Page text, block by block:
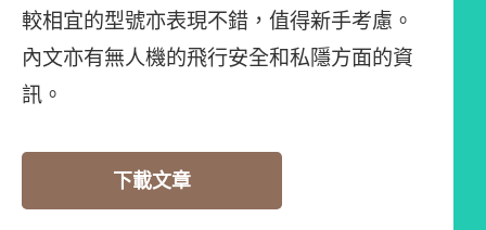
較相宜的型號亦表現不錯，值得新手考慮。
內文亦有無人機的飛行安全和私隱方面的資
訊。
下載文章